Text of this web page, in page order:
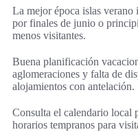
La mejor época islas
por finales de junio o
menos visitantes.
Buena planificación
aglomeraciones y falta de
alojamientos con antelación.
Consulta el calendario local
horarios tempranos para